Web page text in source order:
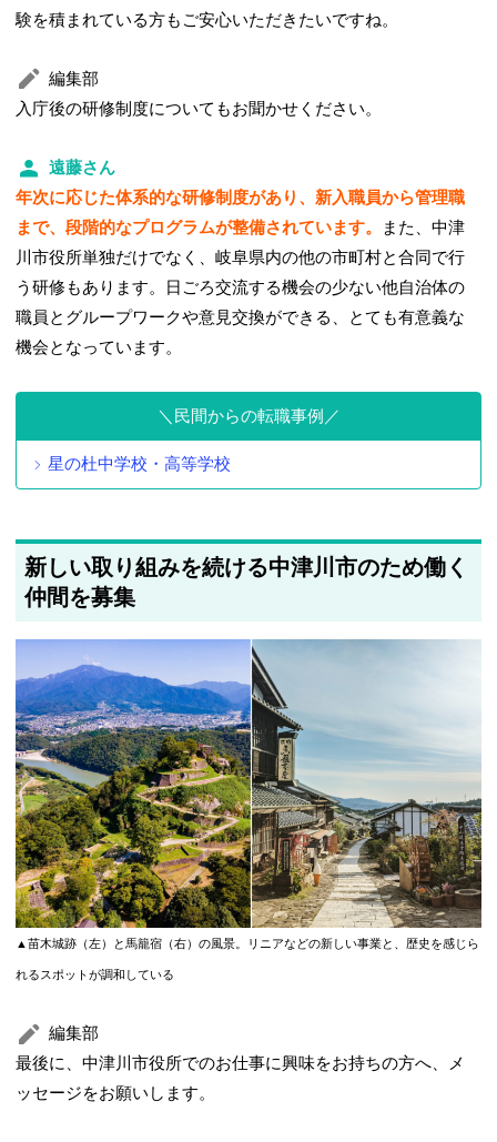
験を積まれている方もご安心いただきたいですね。
編集部
入庁後の研修制度についてもお聞かせください。
遠藤さん
年次に応じた体系的な研修制度があり、新入職員から管理職
まで、段階的なプログラムが整備されています。
また、中津
川市役所単独だけでなく、岐阜県内の他の市町村と合同で行
う研修もあります。日ごろ交流する機会の少ない他自治体の
職員とグループワークや意見交換ができる、とても有意義な
機会となっています。
民間からの転職事例
星の杜中学校・高等学校
新しい取り組みを続ける中津川市のため働く
仲間を募集
▲苗木城跡（左）と馬籠宿（右）の風景。リニアなどの新しい事業と、歴史を感じら
れるスポットが調和している
編集部
最後に、中津川市役所でのお仕事に興味をお持ちの方へ、メ
ッセージをお願いします。